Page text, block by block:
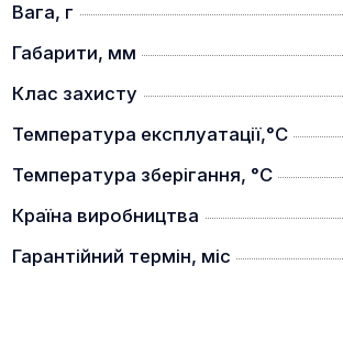
Вбудований акумулятор та
забезпечує майже безперервну
зарядний пристрій
WiFi та запис відео
Вага, г
Габарити, мм
Клас захисту
Температура експлуатації,°C
Температура зберігання, °C
Країна виробництва
Гарантійний термін, міс